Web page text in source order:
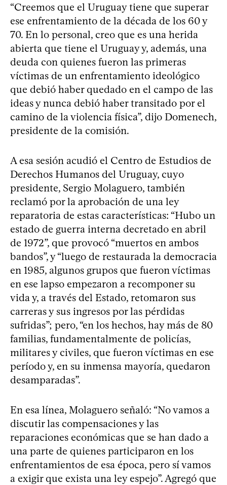
“Creemos que el Uruguay tiene que superar
ese enfrentamiento de la década de los 60 y
70. En lo personal, creo que es una herida
abierta que tiene el Uruguay y, además, una
deuda con quienes fueron las primeras
víctimas de un enfrentamiento ideológico
que debió haber quedado en el campo de las
ideas y nunca debió haber transitado por el
camino de la violencia física”, dijo Domenech,
presidente de la comisión.
A esa sesión acudió el Centro de Estudios de
Derechos Humanos del Uruguay, cuyo
presidente, Sergio Molaguero, también
reclamó por la aprobación de una ley
reparatoria de estas características: “Hubo un
estado de guerra interna decretado en abril
de 1972”, que provocó “muertos en ambos
bandos”, y “luego de restaurada la democracia
en 1985, algunos grupos que fueron víctimas
en ese lapso empezaron a recomponer su
vida y, a través del Estado, retomaron sus
carreras y sus ingresos por las pérdidas
sufridas”; pero, “en los hechos, hay más de 80
familias, fundamentalmente de policías,
militares y civiles, que fueron víctimas en ese
período y, en su inmensa mayoría, quedaron
desamparadas”.
En esa línea, Molaguero señaló: “No vamos a
discutir las compensaciones y las
reparaciones económicas que se han dado a
una parte de quienes participaron en los
enfrentamientos de esa época, pero sí vamos
a exigir que exista una ley espejo”. Agregó que